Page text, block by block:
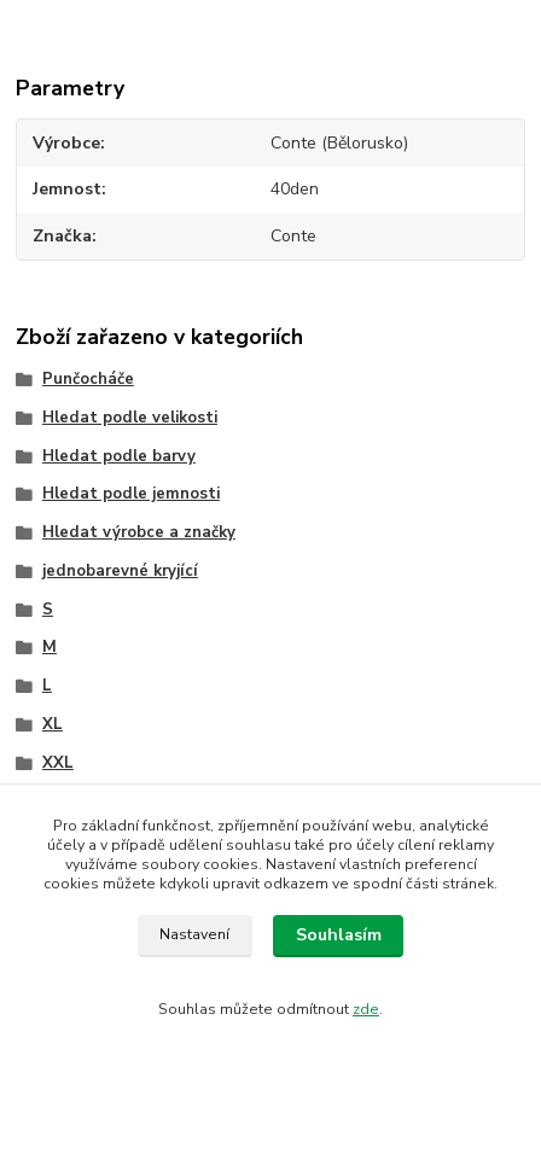
Parametry
Výrobce Conte (Bělorusko)
Jemnost 40den
Značka Conte
Zboží zařazeno v kategoriích
Punčocháče
Hledat podle velikosti
Hledat podle barvy
Hledat podle jemnosti
Hledat výrobce a značky
jednobarevné kryjící
S
M
L
XL
XXL
černá
hnědá
Pro základní funkčnost, zpříjemnění používání webu, analytické
účely a v případě udělení souhlasu také pro účely cílení reklamy
využíváme soubory cookies. Nastavení vlastních preferencí
cookies můžete kdykoli upravit odkazem ve spodní části stránek.
Nastavení Souhlasím
Souhlas můžete odmítnout zde.